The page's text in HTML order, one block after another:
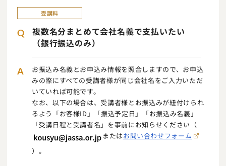
受講料
Q
複数名分まとめて会社名義で支払いたい
（銀行振込のみ）
A
お振込み名義とお申込み情報を照合しますので、お申込
みの際にすべての受講者様が同じ会社名をご入力いただ
いていれば可能です。
なお、以下の場合は、受講者様とお振込みが紐付けられ
るよう「お客様ID」「振込予定日」「お振込み名義」
「受講日程と受講者名」を事前にお知らせください（
またはお問い合わせフォーム
）。